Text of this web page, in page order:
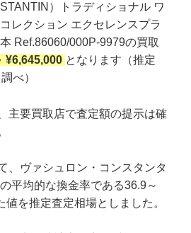
）トラディショナル ワ
レクション エクセレンスプラ
Ref.86060/000P-9979の買取
¥6,645,000 となります（推定
べ）
主要買取店で査定額の提示は確
、ヴァシュロン・コンスタンタ
平均的な換金率である36.9～
を推定査定相場としました。